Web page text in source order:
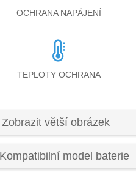
OCHRANA NAPÁJENÍ
TEPLOTY OCHRANA
Zobrazit větší obrázek
Kompatibilní model baterie